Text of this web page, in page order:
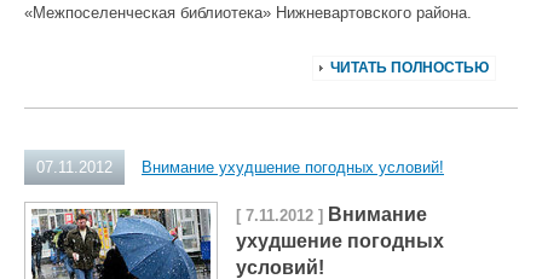
«Межпоселенческая библиотека» Нижневартовского района.
ЧИТАТЬ ПОЛНОСТЬЮ
07.11.2012 Внимание ухудшение погодных условий!
[ 7.11.2012 ] Внимание
ухудшение погодных
условий!